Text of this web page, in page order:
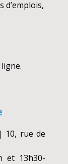
d’emplois,
10, rue de
et 13h30-